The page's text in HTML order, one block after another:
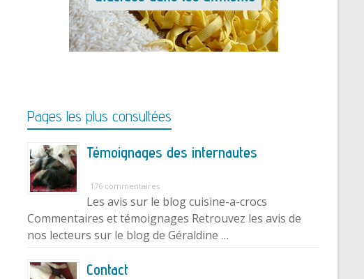
Pages les plus consultées
Témoignages des internautes
176 commentaires
Les avis sur le blog cuisine-a-crocs
Commentaires et témoignages Retrouvez les avis de
nos lecteurs sur le blog de Géraldine …
Contact